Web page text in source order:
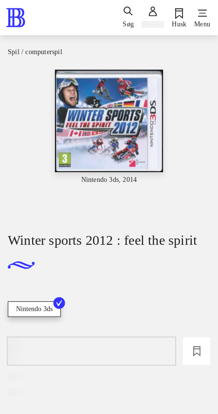
Søg Husk Menu
Spil / computerspil
Nintendo 3ds, 2014
Winter sports 2012 : feel the spirit
Nintendo 3ds